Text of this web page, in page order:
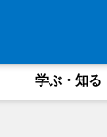
学ぶ・知る